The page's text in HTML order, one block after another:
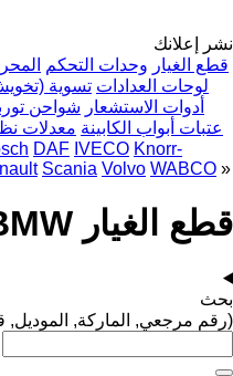
نشر إعلانك
قطع الغيار وحدات التحكم
لوحات العدادات تسوية
أدوات الاستشعار شواحن
عتبات أبواب الكابينة معدلات
DAF IVECO Knorr-
Scania Volvo WABCO »
قطع الغيار BMW
بحث
(رقم مرجعي, الماركة, الموديل,